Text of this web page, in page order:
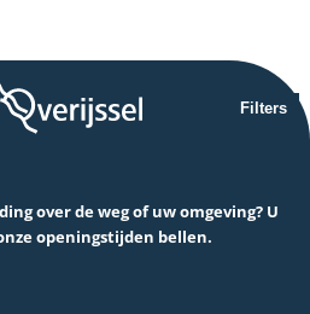
Filters
over de weg of uw omgeving? U
openingstijden bellen.